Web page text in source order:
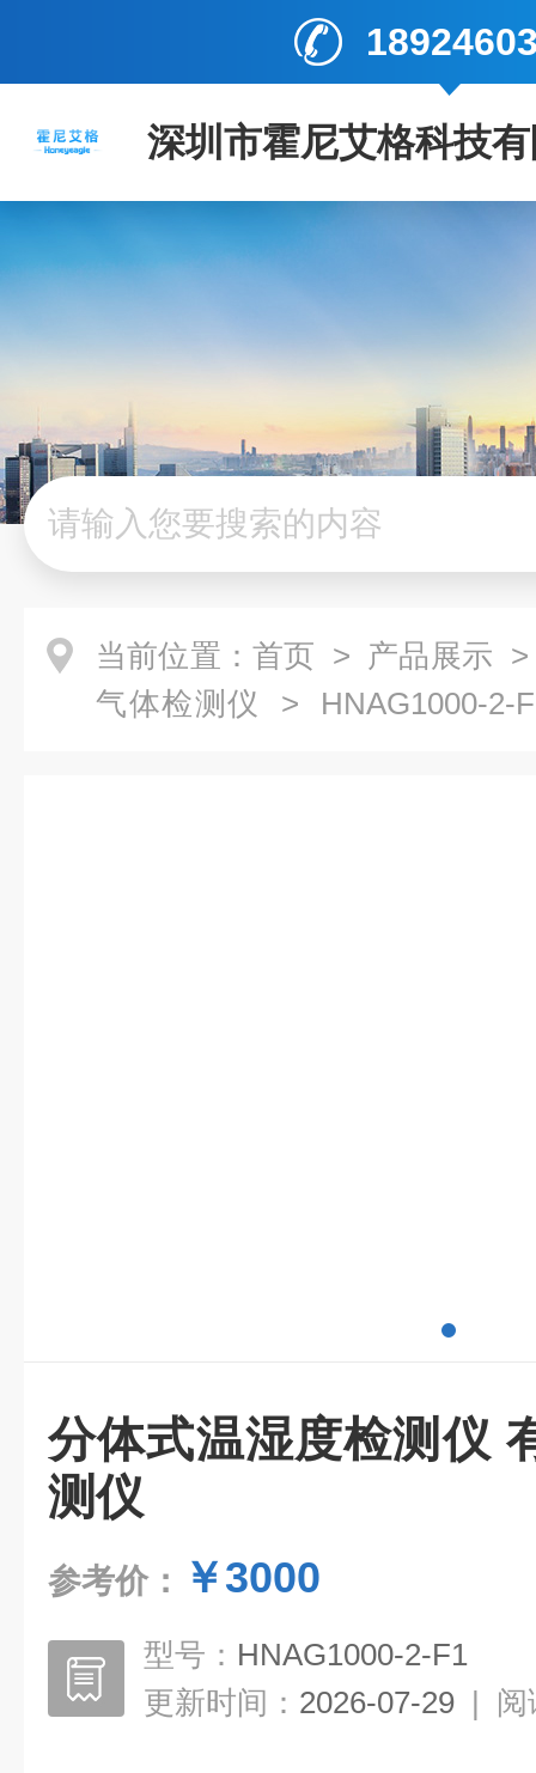
深圳市霍尼艾格科技
当前位置： 首页 > 产品展示
气体检测仪
> HNAG1000-2-
分体式温湿度检测仪
测仪
参考价： ￥3000
型号： HNAG1000-2-F1
更新时间： 2026-07-29 | 阅